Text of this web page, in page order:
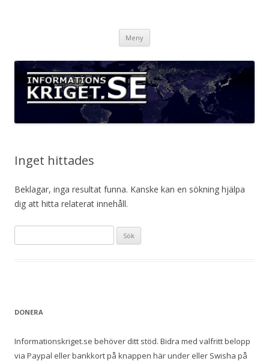
Meny
Inget hittades
Beklagar, inga resultat funna. Kanske kan en sökning hjälpa
dig att hitta relaterat innehåll.
efter:
DONERA
Informationskriget.se behöver ditt stöd. Bidra med valfritt belopp
via Paypal eller bankkort på knappen här under eller Swisha på